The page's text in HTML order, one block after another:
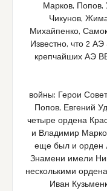
Марков, Попов,
Чикунов,
Михайпенко,
Известно, что 2
крепчайших АЭ
войны: Герои
Попов, Евгений
четыре ордена
и Владимир
еще был и орден
Знамени имели
несколькими
Иван